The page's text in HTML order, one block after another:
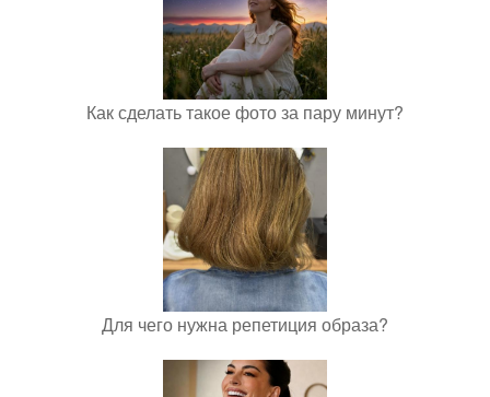
Как сделать такое фото за пару минут?
Для чего нужна репетиция образа?